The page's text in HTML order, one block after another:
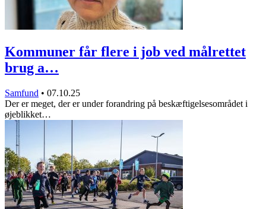
Kommuner får flere i job ved målrettet
brug a…
Samfund • 07.10.25
Der er meget, der er under forandring på beskæftigelsesområdet i
øjeblikket…